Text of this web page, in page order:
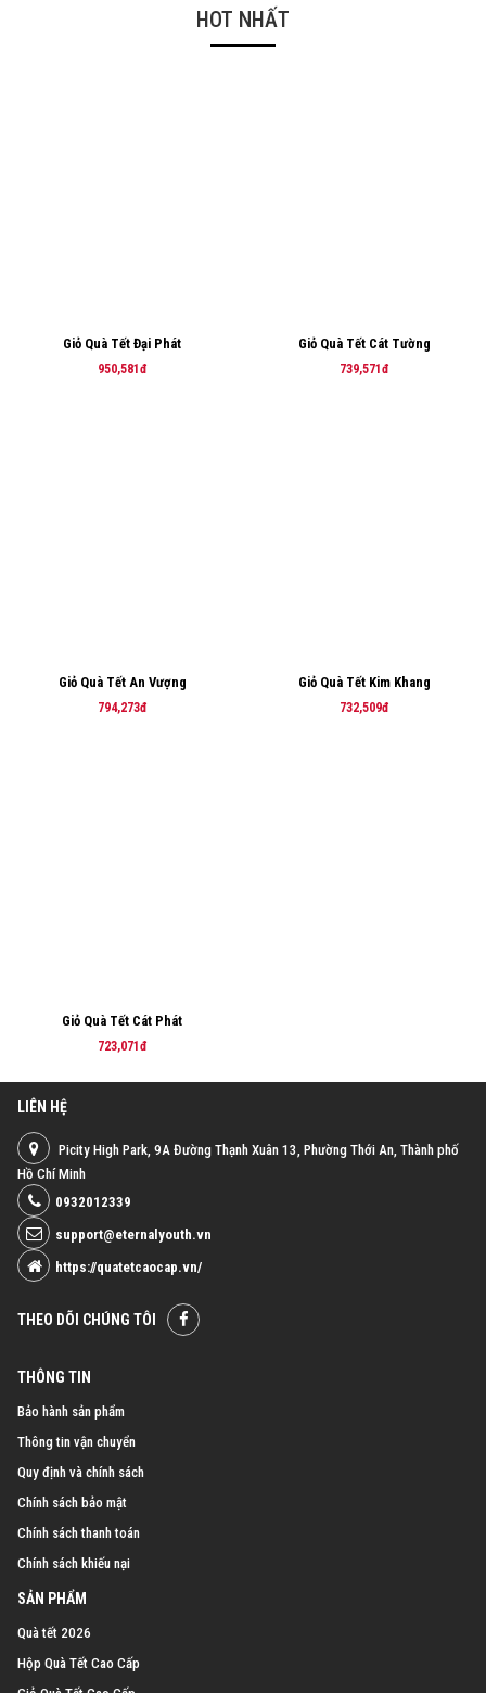
HOT NHẤT
Giỏ Quà Tết Đại Phát
950,581đ
Giỏ Quà Tết Cát Tường
739,571đ
Giỏ Quà Tết An Vượng
794,273đ
Giỏ Quà Tết Kim Khang
732,509đ
Giỏ Quà Tết Cát Phát
723,071đ
LIÊN HỆ
Picity High Park, 9A Đường Thạnh Xuân 13, Phường Thới An, Thành phố
Hồ Chí Minh
0932012339
support@eternalyouth.vn
https://quatetcaocap.vn/
THEO DÕI CHÚNG TÔI
THÔNG TIN
Bảo hành sản phẩm
Thông tin vận chuyển
Quy định và chính sách
Chính sách bảo mật
Chính sách thanh toán
Chính sách khiếu nại
SẢN PHẨM
Quà tết 2026
Hộp Quà Tết Cao Cấp